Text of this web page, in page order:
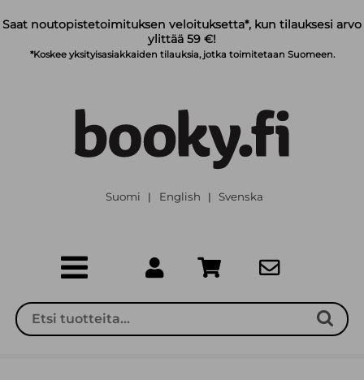
Saat noutopistetoimituksen veloituksetta*, kun tilauksesi arvo
ylittää 59 €!
*Koskee yksityisasiakkaiden tilauksia, jotka toimitetaan Suomeen.
Suomi | English | Svenska